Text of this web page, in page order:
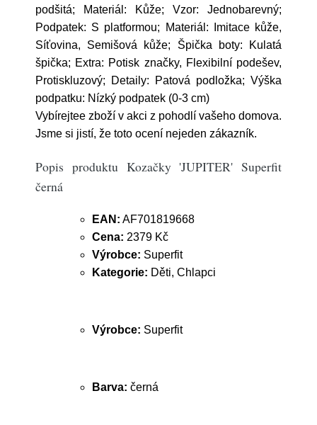
podšitá; Materiál: Kůže; Vzor: Jednobarevný;
Podpatek: S platformou; Materiál: Imitace kůže,
Síťovina, Semišová kůže; Špička boty: Kulatá
špička; Extra: Potisk značky, Flexibilní podešev,
Protiskluzový; Detaily: Patová podložka; Výška
podpatku: Nízký podpatek (0-3 cm)
Vybírejtee zboží v akci z pohodlí vašeho domova.
Jsme si jistí, že toto ocení nejeden zákazník.
Popis produktu Kozačky 'JUPITER' Superfit
černá
EAN: AF701819668
Cena: 2379 Kč
Výrobce: Superfit
Kategorie: Děti, Chlapci
Výrobce: Superfit
Barva: černá